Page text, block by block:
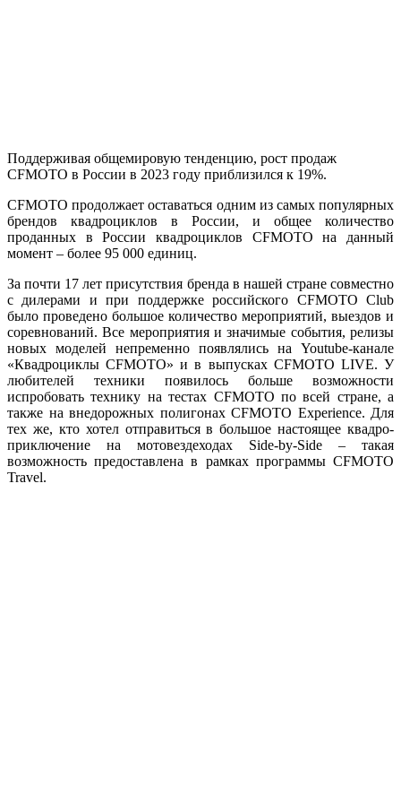
Поддерживая общемировую тенденцию, рост продаж
CFMOTO в России в 2023 году приблизился к 19%.
CFMOTO продолжает оставаться одним из самых популярных
брендов квадроциклов в России, и общее количество
проданных в России квадроциклов CFMOTO на данный
момент – более 95 000 единиц.
За почти 17 лет присутствия бренда в нашей стране совместно
с дилерами и при поддержке российского CFMOTO Club
было проведено большое количество мероприятий, выездов и
соревнований. Все мероприятия и значимые события, релизы
новых моделей непременно появлялись на Youtube-канале
«Квадроциклы CFMOTO» и в выпусках CFMOTO LIVE. У
любителей техники появилось больше возможности
испробовать технику на тестах CFMOTO по всей стране, а
также на внедорожных полигонах CFMOTO Experience. Для
тех же, кто хотел отправиться в большое настоящее квадро-
приключение на мотовездеходах Side-by-Side – такая
возможность предоставлена в рамках программы CFMOTO
Travel.